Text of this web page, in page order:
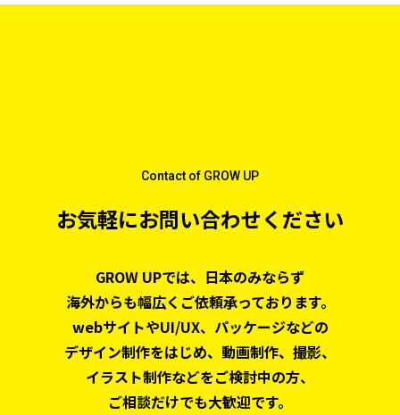
お気軽にお問い合わせください
Contact of GROW UP
GROW UPでは、日本のみならず
海外からも幅広くご依頼承っております。
webサイトやUI/UX、パッケージなどの
デザイン制作をはじめ、 動画制作、撮影、
イラスト制作などをご検討中の方、
ご相談だけでも大歓迎です。